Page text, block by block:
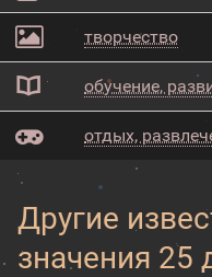
творчество
обучение,
отдых,
Другие
значения 25